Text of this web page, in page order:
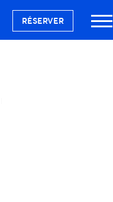
RÉSERVER